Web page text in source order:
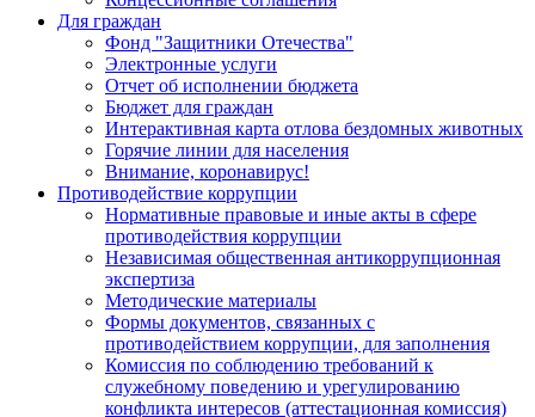
Для граждан
Фонд "Защитники Отечества"
Электронные услуги
Отчет об исполнении бюджета
Бюджет для граждан
Интерактивная карта отлова бездомных животных
Горячие линии для населения
Внимание, коронавирус!
Противодействие коррупции
Нормативные правовые и иные акты в сфере
противодействия коррупции
Независимая общественная антикоррупционная
экспертиза
Методические материалы
Формы документов, связанных с
противодействием коррупции, для заполнения
Комиссия по соблюдению требований к
служебному поведению и урегулированию
конфликта интересов (аттестационная комиссия)